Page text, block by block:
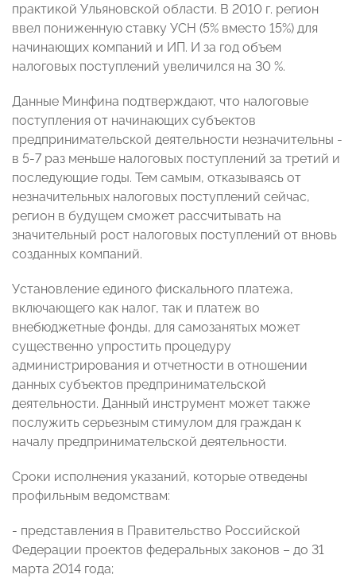
практикой Ульяновской области. В 2010 г. регион
ввел пониженную ставку УСН (5% вместо 15%) для
начинающих компаний и ИП. И за год объем
налоговых поступлений увеличился на 30 %.
Данные Минфина подтверждают, что налоговые
поступления от начинающих субъектов
предпринимательской деятельности незначительны -
в 5-7 раз меньше налоговых поступлений за третий и
последующие годы. Тем самым, отказываясь от
незначительных налоговых поступлений сейчас,
регион в будущем сможет рассчитывать на
значительный рост налоговых поступлений от вновь
созданных компаний.
Установление единого фискального платежа,
включающего как налог, так и платеж во
внебюджетные фонды, для самозанятых может
существенно упростить процедуру
администрирования и отчетности в отношении
данных субъектов предпринимательской
деятельности. Данный инструмент может также
послужить серьезным стимулом для граждан к
началу предпринимательской деятельности.
Сроки исполнения указаний, которые отведены
профильным ведомствам:
- представления в Правительство Российской
Федерации проектов федеральных законов – до 31
марта 2014 года;